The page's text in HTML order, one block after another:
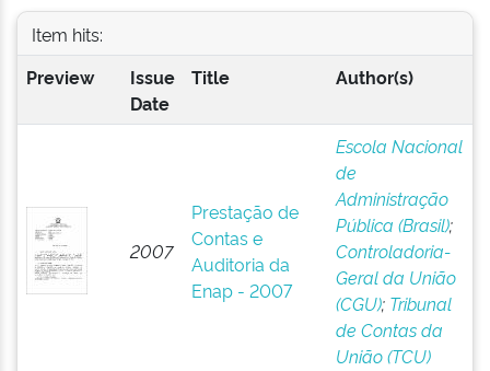
Item hits:
Preview
Issue
Date
Title Author(s)
2007
Prestação de
Contas e
Auditoria da
Enap - 2007
Escola Nacional
de
Administração
Pública (Brasil);
Controladoria-
Geral da União
(CGU); Tribunal
de Contas da
União (TCU)